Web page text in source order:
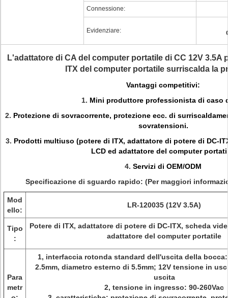
Connessione:
Evidenziare:
L'adattatore di CA del computer portatile di CC 12V 3.5A
ITX del computer portatile surriscalda la
Vantaggi competitivi:
1. Mini produttore professionista di caso
2. Protezione di sovracorrente, protezione ecc. di
sovratensioni.
3. Prodotti multiuso (potere di ITX, adattatore di potere di DC-
LCD ed adattatore del computer
4. Servizi di OEM/ODM
Specificazione di sguardo rapido: (Per maggiori
Mod
ello:
LR-120035 (12V 3.5A)
Tipo
:
Potere di ITX, adattatore di potere di DC-ITX, scheda
adattatore del computer portatile
Para
metr
1, interfaccia rotonda standard dell'uscita della
2.5mm, diametro esterno di 5.5mm; 12V tensione in
uscita
2, tensione in ingresso: 90-260Vac